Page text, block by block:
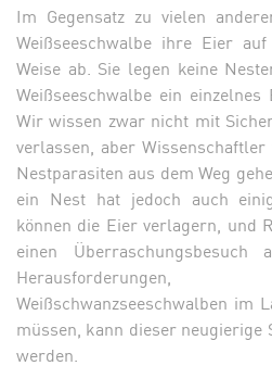
Im Gegensatz zu vielen
Weißseeschwalbe ihre Eier
Weise ab. Sie legen keine
Weißseeschwalbe ein
Wir wissen zwar nicht mit
verlassen, aber
Nestparasiten aus dem Weg
ein Nest hat jedoch auch
können die Eier verlagern, und
einen
Weißschwanzseeschwalben im
müssen, kann dieser neugierige
werden.